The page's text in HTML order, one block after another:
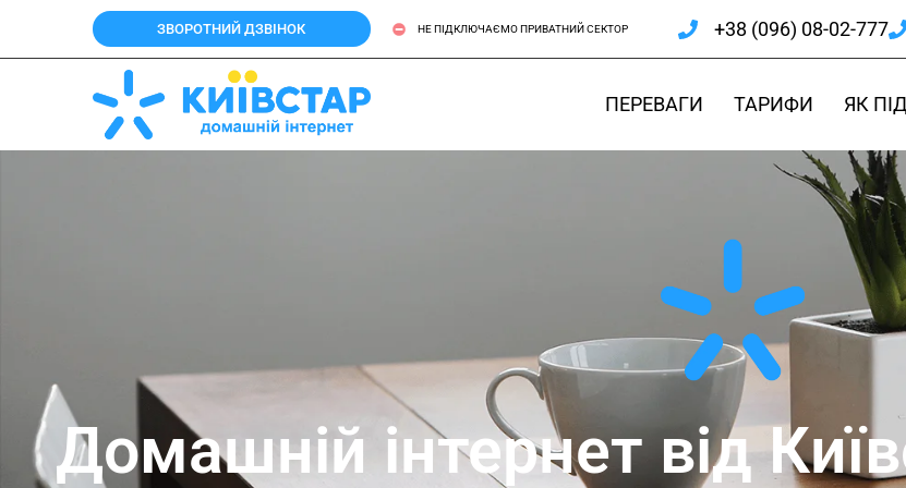
ЗВОРОТНИЙ ДЗВІНОК НЕ ПІДКЛЮЧАЄМО ПРИВАТНИЙ СЕКТОР +38 (096) 08-02-777
ПЕРЕВАГИ ТАРИФИ ЯК
Домашній інтернет від